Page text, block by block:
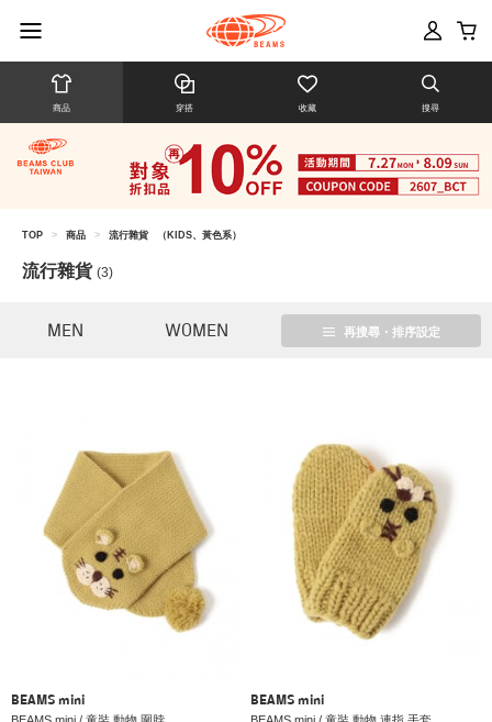
商品 穿搭 收藏 搜尋
TOP > 商品 > 流行雜貨 （KIDS、黃色系）
流行雜貨 (3)
MEN WOMEN 再搜尋・排序設定
BEAMS mini
BEAMS mini